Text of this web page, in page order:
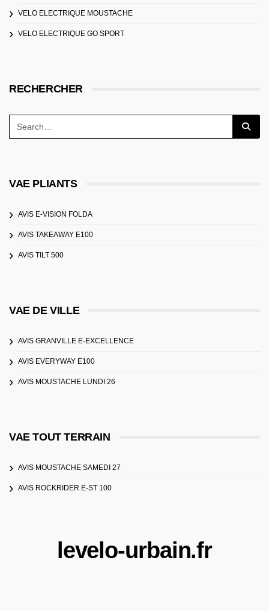
VELO ELECTRIQUE MOUSTACHE
VELO ELECTRIQUE GO SPORT
RECHERCHER
VAE PLIANTS
AVIS E-VISION FOLDA
AVIS TAKEAWAY E100
AVIS TILT 500
VAE DE VILLE
AVIS GRANVILLE E-EXCELLENCE
AVIS EVERYWAY E100
AVIS MOUSTACHE LUNDI 26
VAE TOUT TERRAIN
AVIS MOUSTACHE SAMEDI 27
AVIS ROCKRIDER E-ST 100
levelo-urbain.fr